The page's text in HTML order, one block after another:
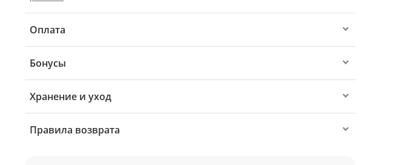
Оплата
Бонусы
Хранение и уход
Правила возврата